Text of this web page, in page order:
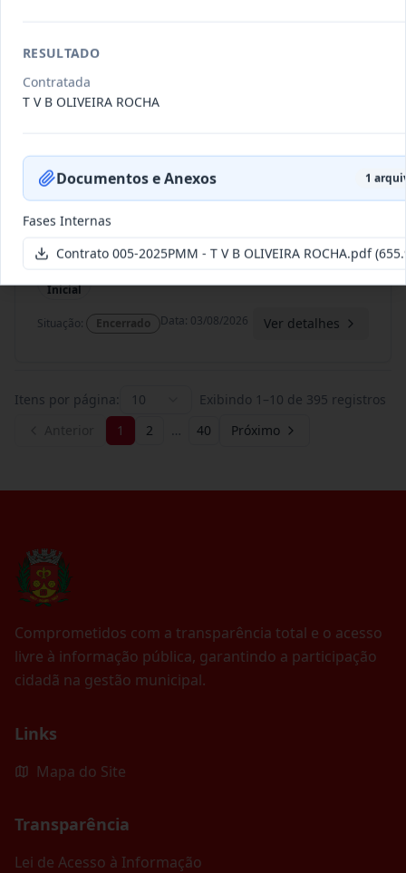
010-
2023
Termo
Inicial
Constitui o objeto do presente
009-
2023
Inicial
Contratação de pessoa jurídica para
prestação de serviços de...
Situação: Encerrado Data: 03/08/2026 Ver detalhes
Itens por página: 10 Exibindo 1 –10 de 395 registros
1 2 … 40 Próximo
Comprometidos com a transparência total e o acesso
livre à informação pública, garantindo a participação
cidadã na gestão municipal.
Links
Mapa do Site
Transparência
Lei de Acesso à Informação
RESULTADO
Contratada
T V B OLIVEIRA ROCHA
Documentos e Anexos 1
Fases Internas
Contrato 005-2025PMM - T V B OLIVEIRA ROCHA.pdf